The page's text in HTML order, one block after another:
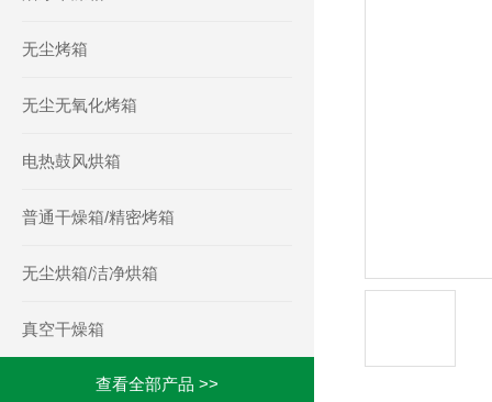
无尘烤箱
无尘无氧化烤箱
电热鼓风烘箱
普通干燥箱/精密烤箱
无尘烘箱/洁净烘箱
真空干燥箱
查看全部产品 >>